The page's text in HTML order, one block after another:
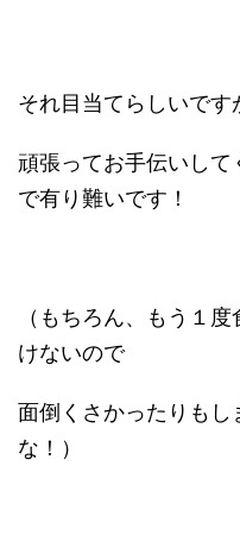
それ目当てらしいです
頑張ってお手伝いし
で有り難いです！
（もちろん、もう１
けないので
面倒くさかったりも
な！）